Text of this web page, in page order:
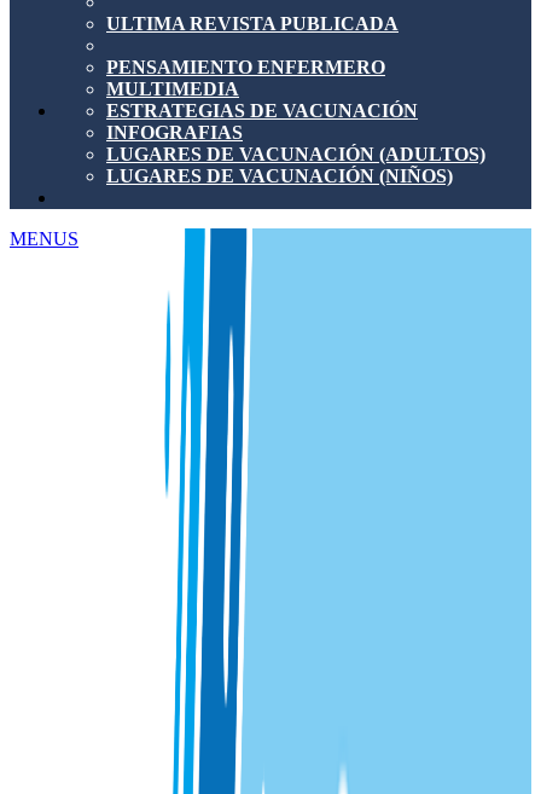
ULTIMA REVISTA PUBLICADA
PENSAMIENTO ENFERMERO
MULTIMEDIA
ESTRATEGIAS DE VACUNACIÓN
INFOGRAFIAS
LUGARES DE VACUNACIÓN (ADULTOS)
LUGARES DE VACUNACIÓN (NIÑOS)
MENUS